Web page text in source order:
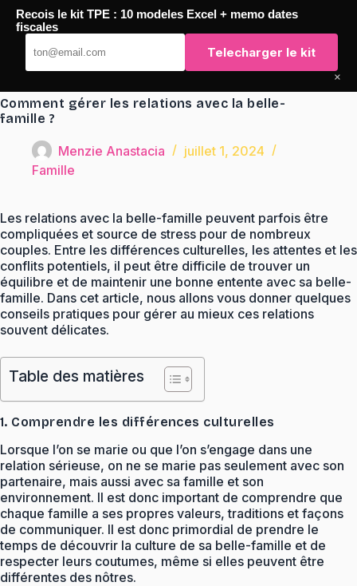
Passer
contenu
TaqTaq
Comment gérer les relations avec la belle-
famille ?
Menzie Anastacia
juillet 1, 2024
Famille
Les relations avec la belle-famille peuvent parfois être
compliquées et source de stress pour de nombreux
couples. Entre les différences culturelles, les attentes et les
conflits potentiels, il peut être difficile de trouver un
équilibre et de maintenir une bonne entente avec sa belle-
famille. Dans cet article, nous allons vous donner quelques
conseils pratiques pour gérer au mieux ces relations
souvent délicates.
Table des matières
1. Comprendre les différences culturelles
Lorsque l’on se marie ou que l’on s’engage dans une
relation sérieuse, on ne se marie pas seulement avec son
partenaire, mais aussi avec sa famille et son
environnement. Il est donc important de comprendre que
chaque famille a ses propres valeurs, traditions et façons
de communiquer. Il est donc primordial de prendre le
temps de découvrir la culture de sa belle-famille et de
respecter leurs coutumes, même si elles peuvent être
différentes des nôtres.
Recois le kit TPE : 10 modeles Excel + memo dates
fiscales
Telecharger le kit
×